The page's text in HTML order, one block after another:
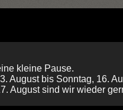
kleine Pause.
August bis Sonntag, 16.
August sind wir wieder